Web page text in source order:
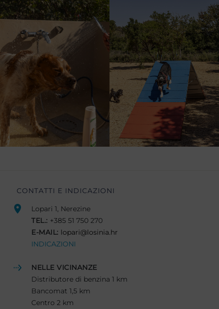
CONTATTI E INDICAZIONI
Lopari 1, Nerezine
TEL.: +385 51 750 270
E-MAIL: lopari@losinia.hr
INDICAZIONI
NELLE VICINANZE
Distributore di benzina 1 km
Bancomat 1,5 km
Centro 2 km